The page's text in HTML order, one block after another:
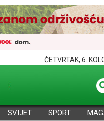
ČETVRTAK, 6.
SVIJET SPORT